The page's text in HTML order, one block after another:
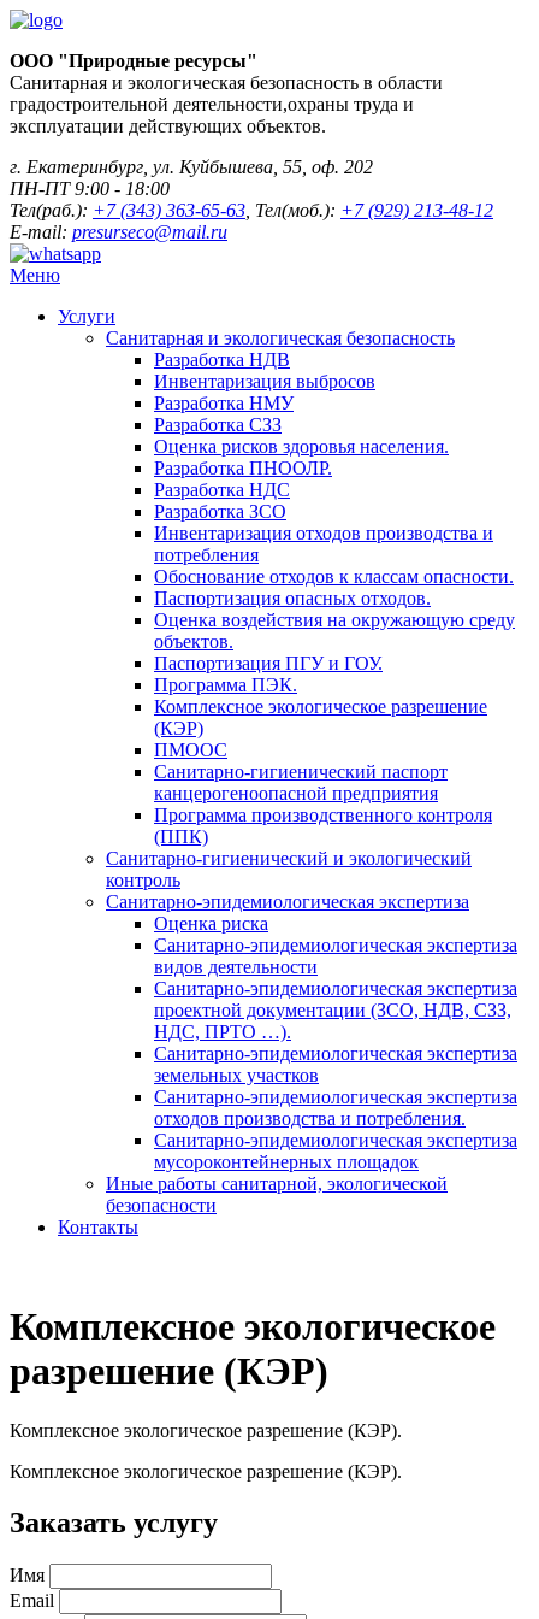
ООО "Природные ресурсы"
Санитарная и экологическая безопасность в области
градостроительной деятельности,охраны труда и
эксплуатации действующих объектов.
г. Екатеринбург, ул. Куйбышева, 55, оф. 202
ПН-ПТ 9:00 - 18:00
Тел(раб.): +7 (343) 363-65-63 , Тел(моб.): +7 (929) 213-48-12
E-mail: presurseco@mail.ru
Меню
Услуги
Санитарная и экологическая безопасность
Разработка НДВ
Инвентаризация выбросов
Разработка НМУ
Разработка СЗЗ
Оценка рисков здоровья населения.
Разработка ПНООЛР.
Разработка НДС
Разработка ЗСО
Инвентаризация отходов производства и
потребления
Обоснование отходов к классам опасности.
Паспортизация опасных отходов.
Оценка воздействия на окружающую среду
объектов.
Паспортизация ПГУ и ГОУ.
Программа ПЭК.
Комплексное экологическое разрешение
(КЭР)
ПМООС
Санитарно-гигиенический паспорт
канцерогеноопасной предприятия
Программа производственного контроля
(ППК)
Санитарно-гигиенический и экологический
контроль
Санитарно-эпидемиологическая экспертиза
Оценка риска
Санитарно-эпидемиологическая экспертиза
видов деятельности
Санитарно-эпидемиологическая экспертиза
проектной документации (ЗСО, НДВ, СЗЗ,
НДС, ПРТО …).
Санитарно-эпидемиологическая экспертиза
земельных участков
Санитарно-эпидемиологическая экспертиза
отходов производства и потребления.
Санитарно-эпидемиологическая экспертиза
мусороконтейнерных площадок
Иные работы санитарной, экологической
безопасности
Контакты
Комплексное экологическое
разрешение (КЭР)
Комплексное экологическое разрешение (КЭР).
Комплексное экологическое разрешение (КЭР).
Заказать услугу
Имя
Email